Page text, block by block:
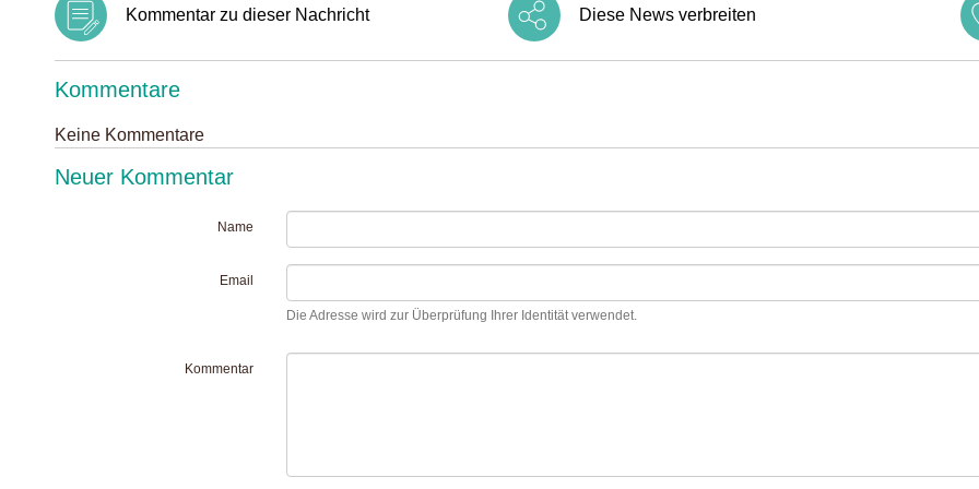
Kommentar zu dieser Nachricht Diese News verbreiten
Kommentare
Keine Kommentare
Neuer Kommentar
Name
Email
Die Adresse wird zur Überprüfung Ihrer Identität verwendet.
Kommentar